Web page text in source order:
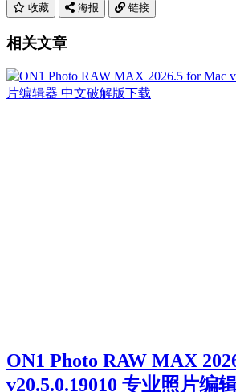
收藏 海报 链接
相关文章
ON1 Photo RAW MAX
v20.5.0.19010 专业照片编